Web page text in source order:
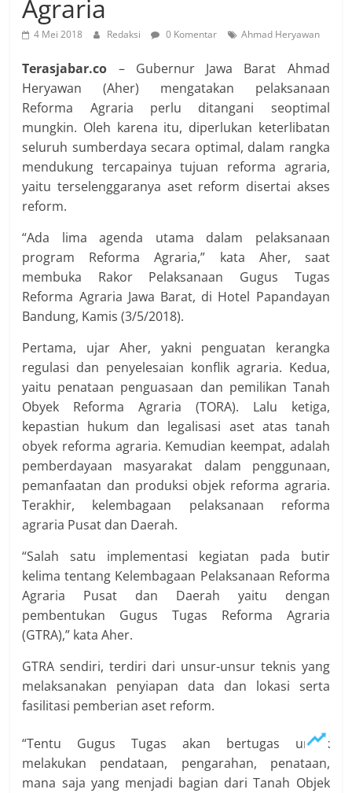
Agraria
4 Mei 2018 Redaksi 0 Komentar Ahmad Heryawan
Terasjabar.co – Gubernur Jawa Barat Ahmad
Heryawan (Aher) mengatakan pelaksanaan
Reforma Agraria perlu ditangani seoptimal
mungkin. Oleh karena itu, diperlukan keterlibatan
seluruh sumberdaya secara optimal, dalam rangka
mendukung tercapainya tujuan reforma agraria,
yaitu terselenggaranya aset reform disertai akses
reform.
“Ada lima agenda utama dalam pelaksanaan
program Reforma Agraria,” kata Aher, saat
membuka Rakor Pelaksanaan Gugus Tugas
Reforma Agraria Jawa Barat, di Hotel Papandayan
Bandung, Kamis (3/5/2018).
Pertama, ujar Aher, yakni penguatan kerangka
regulasi dan penyelesaian konflik agraria. Kedua,
yaitu penataan penguasaan dan pemilikan Tanah
Obyek Reforma Agraria (TORA). Lalu ketiga,
kepastian hukum dan legalisasi aset atas tanah
obyek reforma agraria. Kemudian keempat, adalah
pemberdayaan masyarakat dalam penggunaan,
pemanfaatan dan produksi objek reforma agraria.
Terakhir, kelembagaan pelaksanaan reforma
agraria Pusat dan Daerah.
“Salah satu implementasi kegiatan pada butir
kelima tentang Kelembagaan Pelaksanaan Reforma
Agraria Pusat dan Daerah yaitu dengan
pembentukan Gugus Tugas Reforma Agraria
(GTRA),” kata Aher.
GTRA sendiri, terdiri dari unsur-unsur teknis yang
melaksanakan penyiapan data dan lokasi serta
fasilitasi pemberian aset reform.
“Tentu Gugus Tugas akan bertugas untuk
melakukan pendataan, pengarahan, penataan,
mana saja yang menjadi bagian dari Tanah Objek